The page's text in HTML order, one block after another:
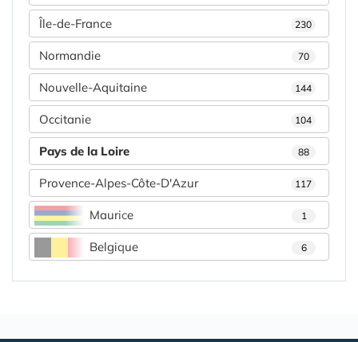
Île-de-France 230
Normandie 70
Nouvelle-Aquitaine 144
Occitanie 104
Pays de la Loire 88
Provence-Alpes-Côte-D'Azur 117
Maurice 1
Belgique 6